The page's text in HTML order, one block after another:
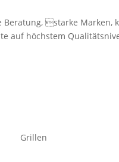
starke Marken,
auf höchstem
Grillen